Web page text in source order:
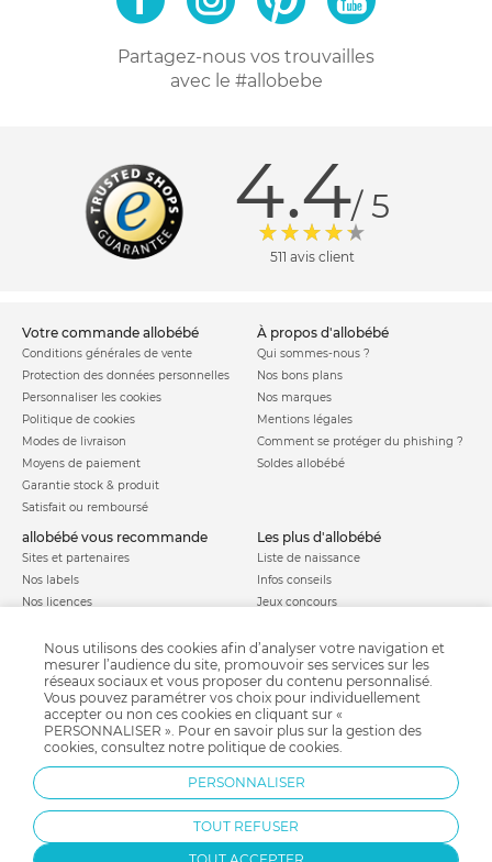
Partagez-nous vos trouvailles
avec le #allobebe
4.4/ 5
511 avis client
votre commande allobébé
Conditions générales de vente
Protection des données personnelles
Personnaliser les cookies
Politique de cookies
Modes de livraison
Moyens de paiement
Garantie stock & produit
Satisfait ou remboursé
à propos d'allobébé
Qui sommes-nous ?
Nos bons plans
Nos marques
Mentions légales
Comment se protéger du phishing ?
Soldes allobébé
allobébé vous recommande
Sites et partenaires
Nos labels
Nos licences
les plus d'allobébé
Liste de naissance
Infos conseils
Jeux concours
Parrainage
Paiement sécurisé
Charte qualité
Nous utilisons des cookies afin d’analyser votre navigation et
mesurer l’audience du site, promouvoir ses services sur les
réseaux sociaux et vous proposer du contenu personnalisé.
Vous pouvez paramétrer vos choix pour individuellement
accepter ou non ces cookies en cliquant sur «
PERSONNALISER ». Pour en savoir plus sur la gestion des
cookies, consultez notre politique de cookies.
PERSONNALISER
TOUT REFUSER